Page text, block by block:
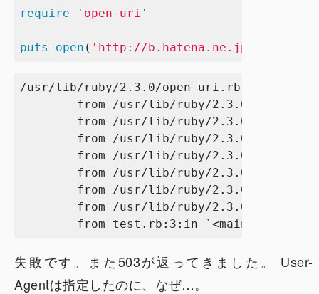
require 'open-uri'
puts open ( 'http://b.hatena.ne.jp/entry/
/usr/lib/ruby/2.3.0/open-uri.rb:359:in
from /usr/lib/ruby/2.3.0/open-
from /usr/lib/ruby/2.3.0/open-
from /usr/lib/ruby/2.3.0/open-
from /usr/lib/ruby/2.3.0/open-
from /usr/lib/ruby/2.3.0/open-
from /usr/lib/ruby/2.3.0/open-
from /usr/lib/ruby/2.3.0/open-
失敗です。また503が返ってきました。 User-
Agentは指定したのに、なぜ…。